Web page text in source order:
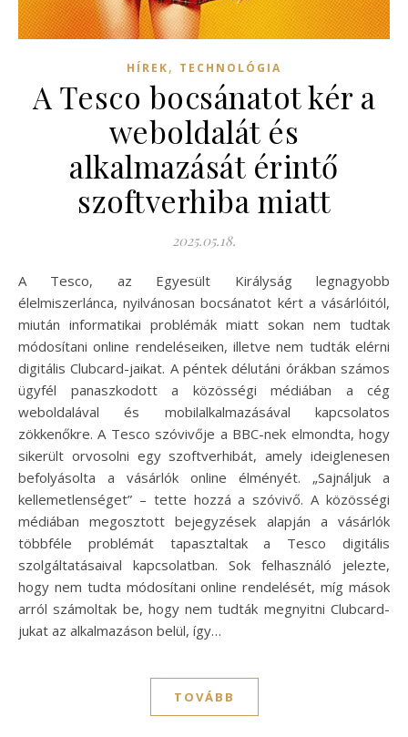
HÍREK, TECHNOLÓGIA
A Tesco bocsánatot kér a
weboldalát és
alkalmazását érintő
szoftverhiba miatt
2025.05.18.
A Tesco, az Egyesült Királyság legnagyobb
élelmiszerlánca, nyilvánosan bocsánatot kért a vásárlóitól,
miután informatikai problémák miatt sokan nem tudtak
módosítani online rendeléseiken, illetve nem tudták elérni
digitális Clubcard-jaikat. A péntek délutáni órákban számos
ügyfél panaszkodott a közösségi médiában a cég
weboldalával és mobilalkalmazásával kapcsolatos
zökkenőkre. A Tesco szóvivője a BBC-nek elmondta, hogy
sikerült orvosolni egy szoftverhibát, amely ideiglenesen
befolyásolta a vásárlók online élményét. „Sajnáljuk a
kellemetlenséget” – tette hozzá a szóvivő. A közösségi
médiában megosztott bejegyzések alapján a vásárlók
többféle problémát tapasztaltak a Tesco digitális
szolgáltatásaival kapcsolatban. Sok felhasználó jelezte,
hogy nem tudta módosítani online rendelését, míg mások
arról számoltak be, hogy nem tudták megnyitni Clubcard-
jukat az alkalmazáson belül, így…
TOVÁBB